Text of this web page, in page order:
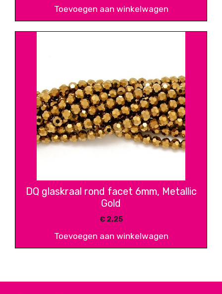
Toevoegen aan winkelwagen
DQ glaskraal rond facet 6mm, Metallic
Gold
€2,25
Toevoegen aan winkelwagen